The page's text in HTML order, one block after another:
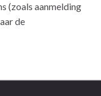
(zoals aanmelding
de